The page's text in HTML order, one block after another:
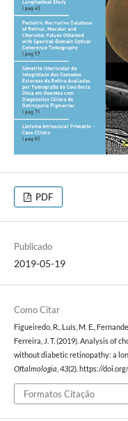
PDF
Publicado
2019-05-19
Como Citar
Figueiredo, R., Luís, M. E.,
Ferreira, J. T. (2019). Analysis of
without diabetic retinopathy: a
Oftalmologia 43(2). https://
Formatos Citação